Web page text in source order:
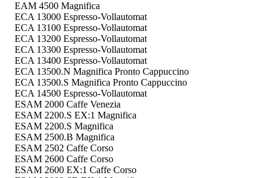
EAM 4500 Magnifica
ECA 13000 Espresso-Vollautomat
ECA 13100 Espresso-Vollautomat
ECA 13200 Espresso-Vollautomat
ECA 13300 Espresso-Vollautomat
ECA 13400 Espresso-Vollautomat
ECA 13500.N Magnifica Pronto Cappuccino
ECA 13500.S Magnifica Pronto Cappuccino
ECA 14500 Espresso-Vollautomat
ESAM 2000 Caffe Venezia
ESAM 2200.S EX:1 Magnifica
ESAM 2200.S Magnifica
ESAM 2500.B Magnifica
ESAM 2502 Caffe Corso
ESAM 2600 Caffe Corso
ESAM 2600 EX:1 Caffe Corso